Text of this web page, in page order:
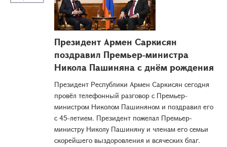
Президент Армен Саркисян
поздравил Премьер-министра
Никола Пашиняна с днём рождения
Президент Республики Армен Саркисян сегодня
провёл телефонный разговор с Премьер-
министром Николом Пашиняном и поздравил его
с 45-летием. Президент пожелал Премьер-
министру Николу Пашиняну и членам его семьи
скорейшего выздоровления и всяческих благ.